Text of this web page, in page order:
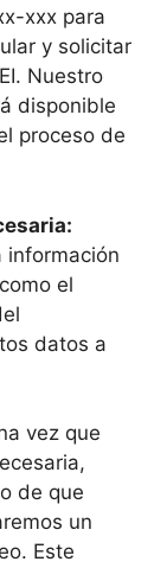
xxx para
y​ solicitar
Nuestro
disponible
proceso de
​información‌
el
datos a
vez ⁤que
de ​que
⁣un
Este